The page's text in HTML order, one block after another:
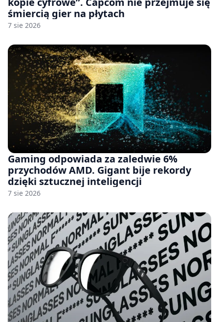
śmiercią gier na płytach
7 sie 2026
Gaming odpowiada za zaledwie 6%
przychodów AMD. Gigant bije rekordy
dzięki sztucznej inteligencji
7 sie 2026